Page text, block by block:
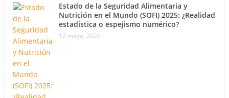
Estado de la Seguridad Alimentaria y
Nutrición en el Mundo (SOFI) 2025: ¿Realidad
estadística o espejismo numérico?
12 mayo, 2026